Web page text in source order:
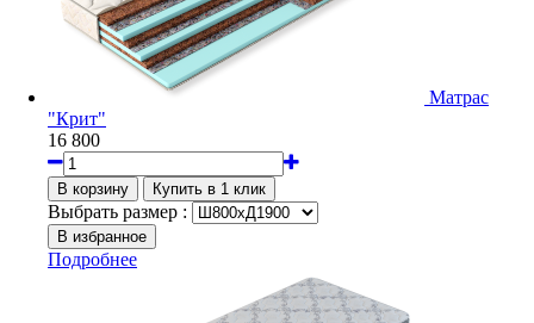
Матрас
"Крит"
16 800
Выбрать размер :
Подробнее